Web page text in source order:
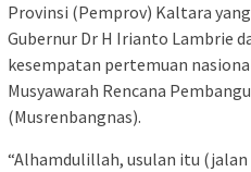
Provinsi (Pemprov) Kaltara
Gubernur Dr H Irianto Lambrie
kesempatan pertemuan
Musyawarah Rencana
(Musrenbangnas).
“Alhamdulillah, usulan itu